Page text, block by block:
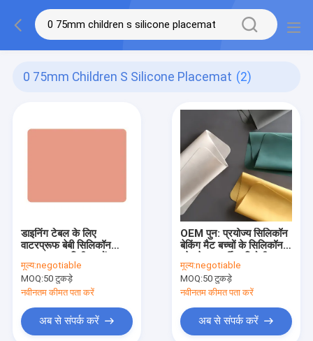
0 75mm Children S Silicone Placemat (2)
डाइनिंग टेबल के लिए
वाटरप्रूफ बेबी सिलिकॉन
सिलिकॉन प्लेसमेट
मूल्य:negotiable
MOQ:50 टुकड़े
नवीनतम कीमत पता करें
अब से संपर्क करें
OEM पुन: प्रयोज्य सिलिकॉन
बेकिंग मैट बच्चों के सिलिकॉन
मिमी
मूल्य:negotiable
MOQ:50 टुकड़े
नवीनतम कीमत पता करें
अब से संपर्क करें